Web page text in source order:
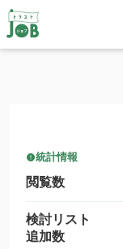
統計情報
閲覧数
検討リスト
追加数